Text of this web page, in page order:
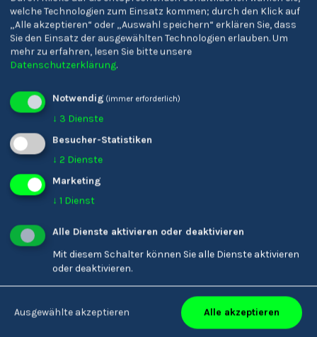
Sprachen- und
Realgymnasium 'Nikolaus
Cusanus' Bruneck
Oberschulen 'J. Ph.
Fallmerayer'
Torricelli' Bolzano
Franziskanergymnasium
Bozen
welche Technologien zum Einsatz kommen; durch den Klick auf
„Alle akzeptieren“ oder „Auswahl speichern“ erklären Sie, dass
Sie den Einsatz der ausgewählten Technologien erlauben.Um
mehr zu erfahren, lesen Sie bitte unsere
Datenschutzerklärung.
Notwendig (immer erforderlich)
↓ 3 Dienste
Besucher-Statistiken
↓ 2 Dienste
Marketing
↓ 1 Dienst
Alle Dienste aktivieren oder deaktivieren
Mit diesem Schalter können Sie alle Dienste aktivieren
oder deaktivieren.
Ausgewählte akzeptieren Alle akzeptieren